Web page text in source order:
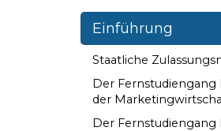
Einführung
Staatliche
Der
der
Der